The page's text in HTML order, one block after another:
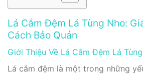
Lá Cắm Đệm Lá Tùng Nho:
Cách Bảo Quản
Giới Thiệu Về Lá Cắm Đệm Lá
Lá cắm đệm là một trong những